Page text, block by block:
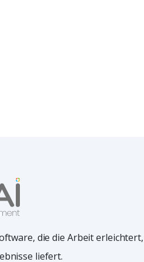
die die Arbeit
liefert.